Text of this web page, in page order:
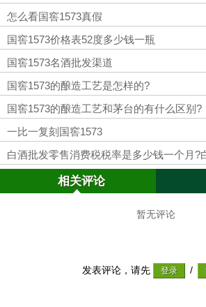
怎么看国窖1573真假
国窖1573价格表52度多少钱一瓶
国窖1573名酒批发渠道
国窖1573的酿造工艺是怎样的?
国窖1573的酿造工艺和茅台的有什么区别?
一比一复刻国窖1573
白酒批发零售消费税税率是多少钱一个月?
交消费税吗
相关评论
暂无评论
发表评论，请先 /